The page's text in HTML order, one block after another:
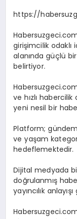
https://
girişimcilik odaklı
alanında güçlü
belirtiyor.
ve hızlı habercilik
yeni nesil bir
Platform;
ve yaşam
hedeflemektedir.
Dijital medyada
doğrulanmış
yayıncılık